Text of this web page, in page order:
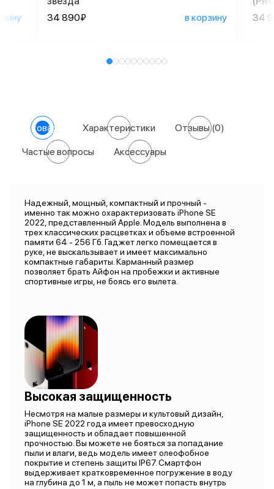
34 890₽
в корзину
34
О товаре Характеристики Отзывы(0)
Частые вопросы Аксессуары
Надежный, мощный, компактный и прочный -
именно так можно охарактеризовать iPhone SE
2022, представленный Apple. Модель выполнена в
трех классических расцветках и объеме встроенной
памяти 64 - 256 Гб. Гаджет легко помещается в
руке, не выскальзывает и имеет максимально
компактные габариты. Карманный размер
позволяет брать Айфон на пробежки и активные
спортивные игры, не боясь его вылета.
Высокая защищенность
Несмотря на малые размеры и культовый дизайн,
iPhone SE 2022 года имеет превосходную
защищенность и обладает повышенной
прочностью. Вы можете не бояться за попадание
пыли и влаги, ведь модель имеет олеофобное
покрытие и степень защиты IP67. Смартфон
выдерживает кратковременное погружение в воду
на глубина до 1 м, а пыль не может попасть внутрь